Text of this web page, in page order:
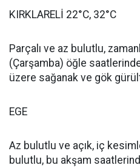
KIRKLARELİ 22°C, 32°C
Parçalı ve az bulutlu,
(Çarşamba) öğle
üzere sağanak ve gök
EGE
Az bulutlu ve açık, iç
bulutlu, bu akşam